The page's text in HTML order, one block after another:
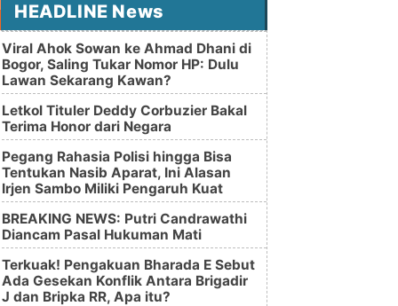
HEADLINE News
Viral Ahok Sowan ke Ahmad Dhani di
Bogor, Saling Tukar Nomor HP: Dulu
Lawan Sekarang Kawan?
Letkol Tituler Deddy Corbuzier Bakal
Terima Honor dari Negara
Pegang Rahasia Polisi hingga Bisa
Tentukan Nasib Aparat, Ini Alasan
Irjen Sambo Miliki Pengaruh Kuat
BREAKING NEWS: Putri Candrawathi
Diancam Pasal Hukuman Mati
Terkuak! Pengakuan Bharada E Sebut
Ada Gesekan Konflik Antara Brigadir
J dan Bripka RR, Apa itu?